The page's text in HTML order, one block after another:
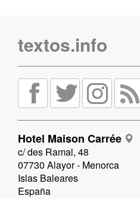
textos.info
Hotel Maison Carrée
c/ des Ramal, 48
07730 Alayor - Menorca
Islas Baleares
España